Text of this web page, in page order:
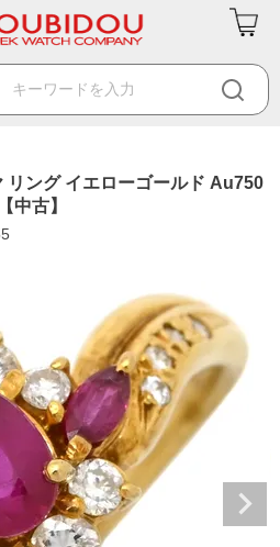
リング イエローゴールド Au750
中古】